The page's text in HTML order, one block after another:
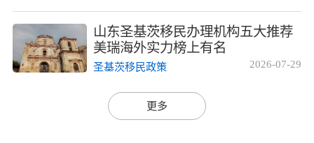
山东圣基茨移民办理机构五大推荐
美瑞海外实力榜上有名
2026-07-29
圣基茨移民政策
更多